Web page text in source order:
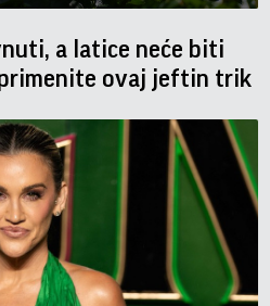
a latice neće biti
primenite ovaj jeftin trik